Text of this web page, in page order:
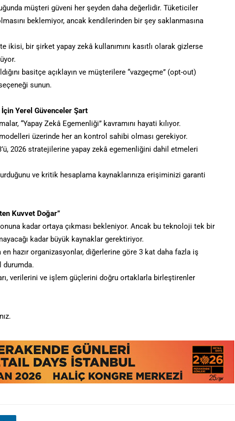
müşteri güveni her şeyden daha değerlidir. Tüketiciler
beklemiyor, ancak kendilerinden bir şey saklanmasına
ikisi, bir şirket yapay zekâ kullanımını kasıtlı olarak gizlerse
basitçe açıklayın ve müşterilere “vazgeçme” (opt-out)
sunun.
İçin Yerel Güvenceler Şart
“Yapay Zekâ Egemenliği” kavramını hayati kılıyor.
üzerinde her an kontrol sahibi olması gerekiyor.
2026 stratejilerine yapay zekâ egemenliğini dahil etmeleri
ve kritik hesaplama kaynaklarınıza erişiminizi garanti
Kuvvet Doğar”
kadar ortaya çıkması bekleniyor. Ancak bu teknoloji tek bir
kadar büyük kaynaklar gerektiriyor.
hazır organizasyonlar, diğerlerine göre 3 kat daha fazla iş
durumda.
verilerini ve işlem güçlerini doğru ortaklarla birleştirenler